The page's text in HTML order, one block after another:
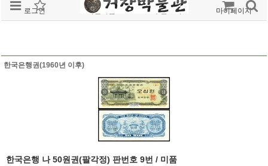
로그인 회원가입 주문조회 마이페이지
한국은행권(1960년 이후)
한국은행 나 50원권(팔각정) 판번호 9번 / 미품